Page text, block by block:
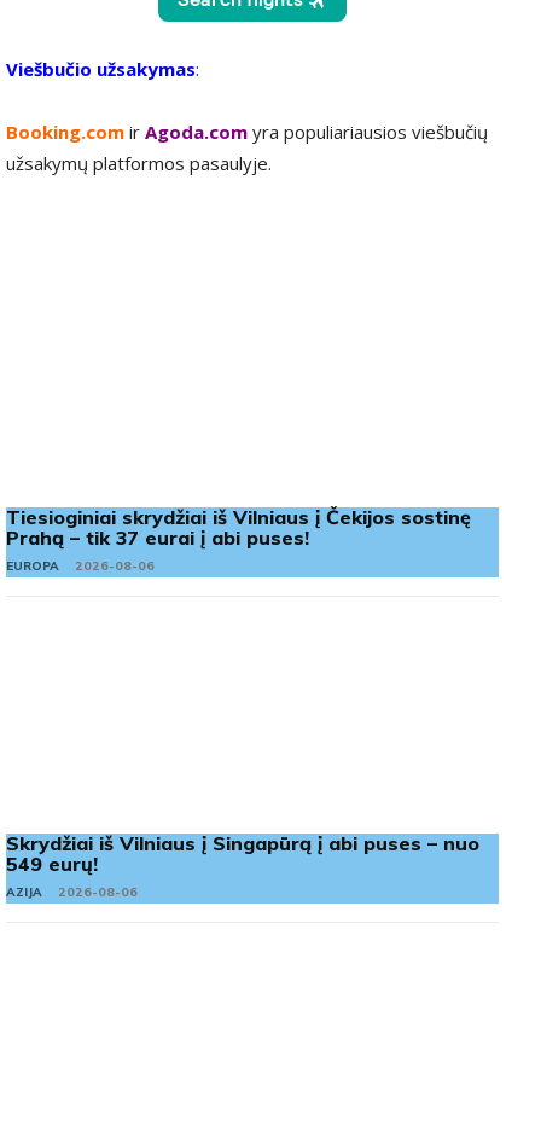
Viešbučio užsakymas:
Booking.com ir Agoda.com yra populiariausios viešbučių
užsakymų platformos pasaulyje.
Tiesioginiai skrydžiai iš Vilniaus į Čekijos sostinę
Prahą – tik 37 eurai į abi puses!
EUROPA 2026-08-06
Skrydžiai iš Vilniaus į Singapūrą į abi puses – nuo
549 eurų!
AZIJA 2026-08-06